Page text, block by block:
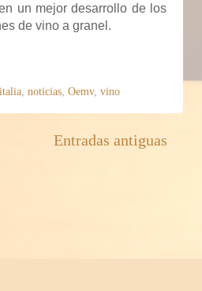
un mejor desarrollo de los
de vino a granel.
italia noticias Oemv, vino
Entradas antiguas